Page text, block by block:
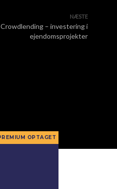
NÆSTE
Crowdlending – investering i
ejendomsprojekter